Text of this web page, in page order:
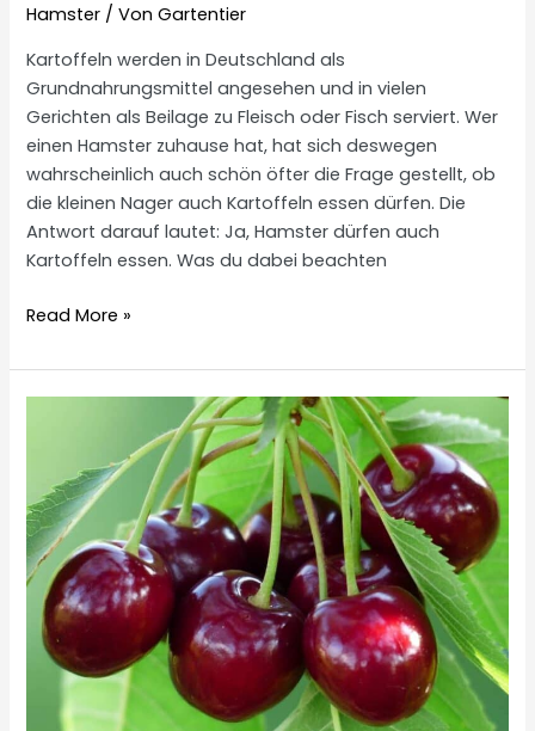
Hamster / VonGartentier
Kartoffeln werden in Deutschland als
Grundnahrungsmittel angesehen und in vielen
Gerichten als Beilage zu Fleisch oder Fisch serviert. Wer
einen Hamster zuhause hat, hat sich deswegen
wahrscheinlich auch schön öfter die Frage gestellt, ob
die kleinen Nager auch Kartoffeln essen dürfen. Die
Antwort darauf lautet: Ja, Hamster dürfen auch
Kartoffeln essen. Was du dabei beachten
Hamster
Read More »